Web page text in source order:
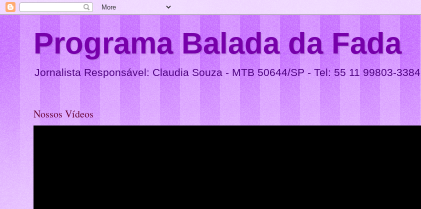
Programa Balada da Fada
Jornalista Responsável: Claudia Souza - MTB 50644/SP - Tel: 55 11 99803-3384
Nossos Vídeos